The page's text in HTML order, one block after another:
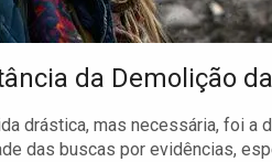
da Demolição
drástica, mas necessária, foi a
das buscas por evidências,